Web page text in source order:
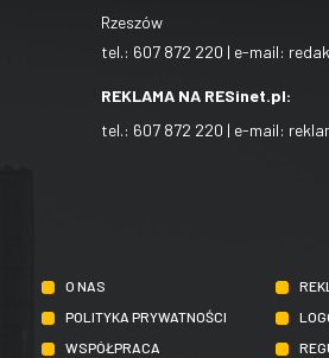
Rzeszów
tel.: 607 872 220 | e-mail:
REKLAMA NA RESinet.pl:
tel.: 607 872 220 | e-mail:
O NAS
POLITYKA PRYWATNOŚCI
WSPÓŁPRACA